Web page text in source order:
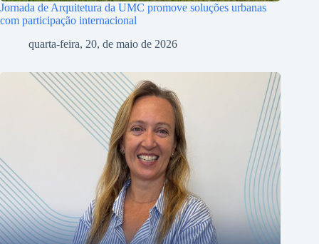
Jornada de Arquitetura da UMC promove soluções urbanas
com participação internacional
quarta-feira, 20, de maio de 2026